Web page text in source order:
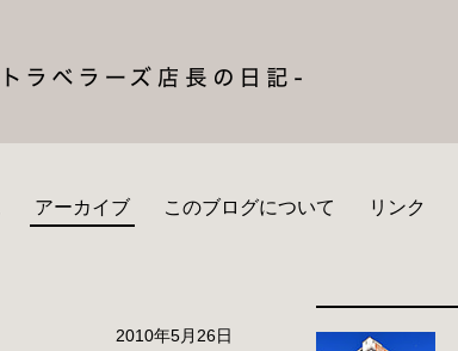
アーカイブ このブログについて リンク
2010年5月26日